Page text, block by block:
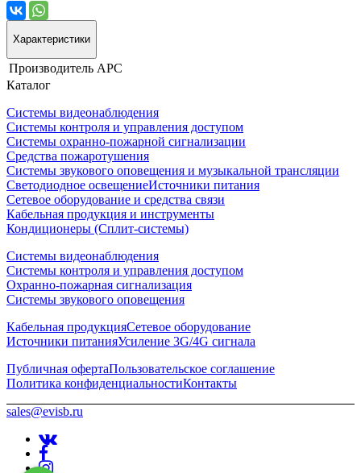
Характеристики
Производитель APC
Каталог
Системы видеонаблюдения
Системы контроля и управления доступом
Системы охранно-пожарной сигнализации
Средства пожаротушения
Системы звукового оповещения и музыкальной трансляции
Светодиодное освещениеИсточники питания
Сетевое оборудование и средства связи
Кабельная продукция и инструменты
Кондиционеры (Сплит-системы)
Системы видеонаблюдения
Системы контроля и управления доступом
Охранно-пожарная сигнализация
Системы звукового оповещения
Кабельная продукцияСетевое оборудование
Источники питанияУсиление 3G/4G сигнала
Публичная офертаПользовательское соглашение
Политика конфиденциальностиКонтакты
sales@evisb.ru